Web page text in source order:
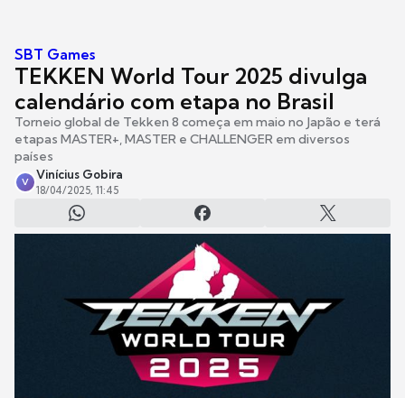
SBT Games
TEKKEN World Tour 2025 divulga
calendário com etapa no Brasil
Torneio global de Tekken 8 começa em maio no Japão e terá
etapas MASTER+, MASTER e CHALLENGER em diversos
países
V
Vinícius Gobira
18/04/2025, 11:45